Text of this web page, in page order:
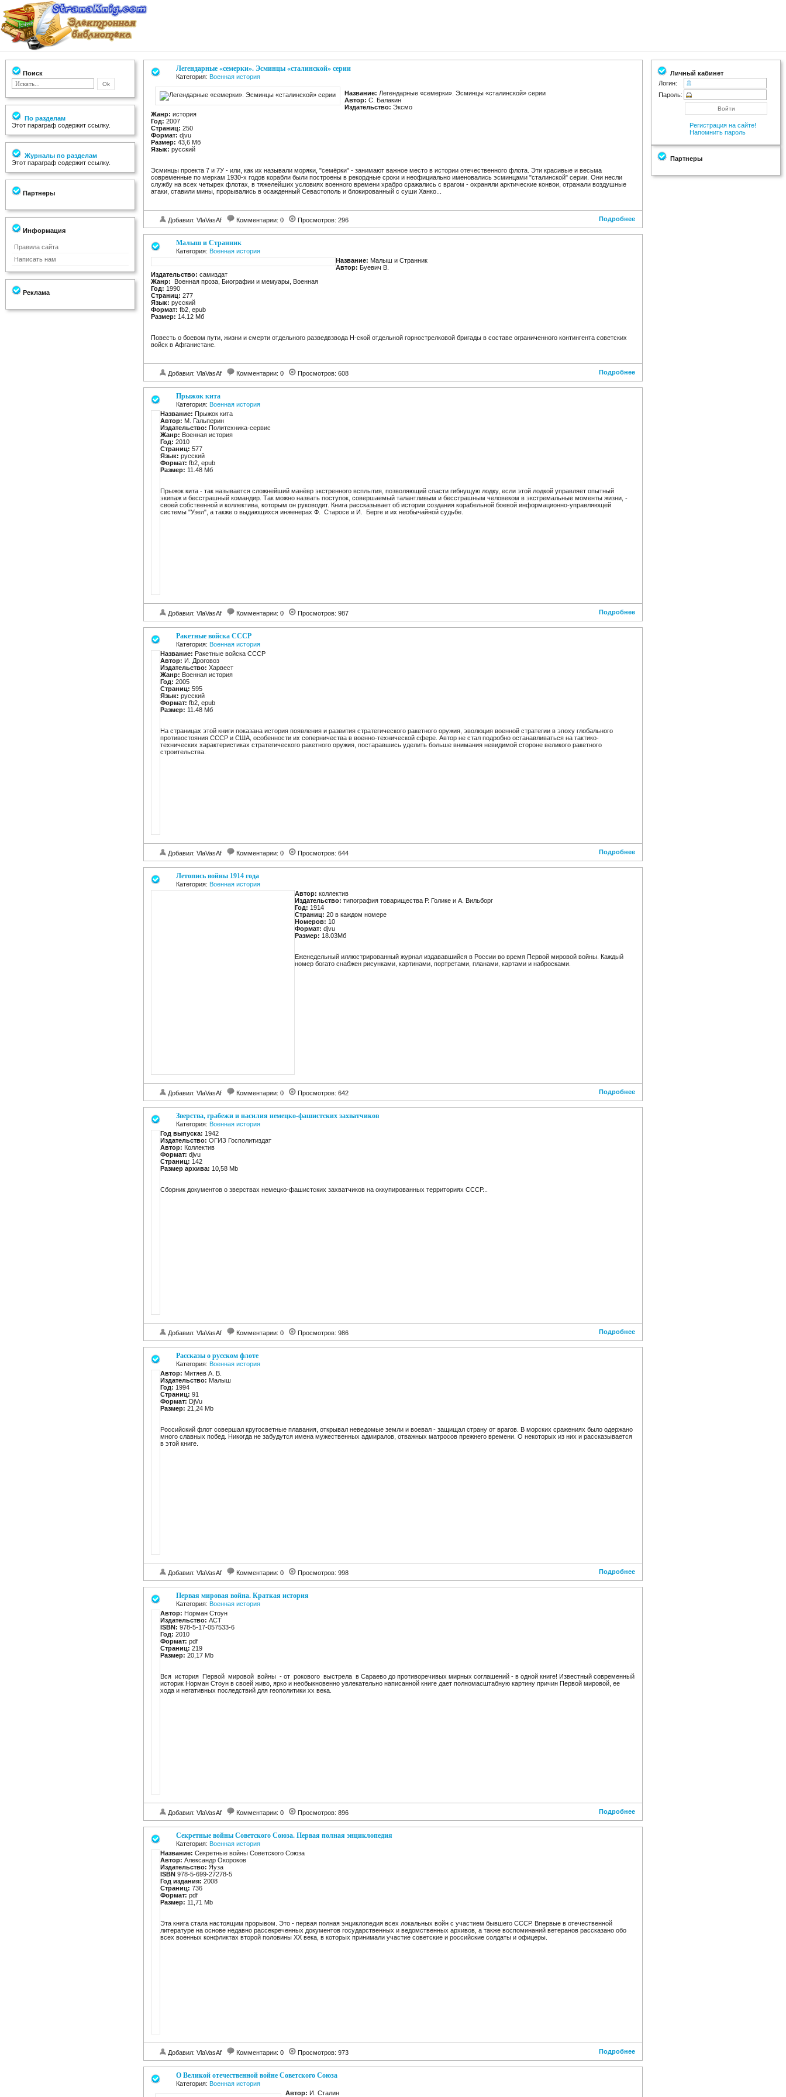
Поиск
По разделам
Этот параграф содержит ссылку.
Журналы по разделам
Этот параграф содержит ссылку.
Партнеры
Информация
Правила сайта
Написать нам
Реклама
Легендарные «семерки». Эсминцы «сталинской» серии
Категория: Военная история
Название: Легендарные «семерки». Эсминцы «сталинской» серии
Автор: С. Балакин
Издательство: Эксмо
Жанр: история
Год: 2007
Страниц: 250
Формат: djvu
Размер: 43,6 Мб
Язык: русский
Эсминцы проекта 7 и 7У - или, как их называли моряки, "семёрки" - занимают важное место в истории отечественного флота. Эти красивые и весьма
современные по меркам 1930-х годов корабли были построены в рекордные сроки и неофициально именовались эсминцами "сталинской" серии. Они несли
службу на всех четырех флотах, в тяжелейших условиях военного времени храбро сражались с врагом - охраняли арктические конвои, отражали воздушные
атаки, ставили мины, прорывались в осажденный Севастополь и блокированный с суши Ханко...
Добавил: VlaVasAf Комментарии: 0 Просмотров: 296 Подробнее
Малыш и Странник
Категория: Военная история
Название: Малыш и Странник
Автор: Буевич В.
Издательство: самиздат
Жанр: Военная проза, Биографии и мемуары, Военная
Год: 1990
Страниц: 277
Язык: русский
Формат: fb2, epub
Размер: 14.12 Мб
Повесть о боевом пути, жизни и смерти отдельного разведвзвода Н-ской отдельной горнострелковой бригады в составе ограниченного контингента советских
войск в Афганистане.
Добавил: VlaVasAf Комментарии: 0 Просмотров: 608 Подробнее
Прыжок кита
Категория: Военная история
Название: Прыжок кита
Автор: М. Гальперин
Издательство: Политехника-сервис
Жанр: Военная история
Год: 2010
Страниц: 577
Язык: русский
Формат: fb2, epub
Размер: 11.48 Мб
Прыжок кита - так называется сложнейший манёвр экстренного всплытия, позволяющий спасти гибнущую лодку, если этой лодкой управляет опытный
экипаж и бесстрашный командир. Так можно назвать поступок, совершаемый талантливым и бесстрашным человеком в экстремальные моменты жизни, -
своей собственной и коллектива, которым он руководит. Книга рассказывает об истории создания корабельной боевой информационно-управляющей
системы "Узел", а также о выдающихся инженерах Ф. Старосе и И. Берге и их необычайной судьбе.
Добавил: VlaVasAf Комментарии: 0 Просмотров: 987 Подробнее
Ракетные войска СССР
Категория: Военная история
Название: Ракетные войска СССР
Автор: И. Дроговоз
Издательство: Харвест
Жанр: Военная история
Год: 2005
Страниц: 595
Язык: русский
Формат: fb2, epub
Размер: 11.48 Мб
На страницах этой книги показана история появления и развития стратегического ракетного оружия, эволюция военной стратегии в эпоху глобального
противостояния СССР и США, особенности их соперничества в военно-технической сфере. Автор не стал подробно останавливаться на тактико-
технических характеристиках стратегического ракетного оружия, постаравшись уделить больше внимания невидимой стороне великого ракетного
строительства.
Добавил: VlaVasAf Комментарии: 0 Просмотров: 644 Подробнее
Летопись войны 1914 года
Категория: Военная история
Автор: коллектив
Издательство: типография товарищества Р. Голике и А. Вильборг
Год: 1914
Страниц: 20 в каждом номере
Номеров: 10
Формат: djvu
Размер: 18.03Mб
Еженедельный иллюстрированный журнал издававшийся в России во время Первой мировой войны. Каждый
номер богато снабжен рисунками, картинами, портретами, планами, картами и набросками.
Добавил: VlaVasAf Комментарии: 0 Просмотров: 642 Подробнее
Зверства, грабежи и насилия немецко-фашистских захватчиков
Категория: Военная история
Год выпуска: 1942
Издательство: ОГИЗ Госполитиздат
Автор: Коллектив
Формат: djvu
Страниц: 142
Размер архива: 10,58 Mb
Сборник документов о зверствах немецко-фашистских захватчиков на оккупированных территориях СССР...
Добавил: VlaVasAf Комментарии: 0 Просмотров: 986 Подробнее
Рассказы о русском флоте
Категория: Военная история
Автор: Митяев А. В.
Издательство: Малыш
Год: 1994
Страниц: 91
Формат: DjVu
Размер: 21,24 Mb
Российский флот совершал кругосветные плавания, открывал неведомые земли и воевал - защищал страну от врагов. В морских сражениях было одержано
много славных побед. Никогда не забудутся имена мужественных адмиралов, отважных матросов прежнего времени. О некоторых из них и рассказывается
в этой книге.
Добавил: VlaVasAf Комментарии: 0 Просмотров: 998 Подробнее
Первая мировая война. Краткая история
Категория: Военная история
Автор: Норман Стоун
Издательство: АСТ
ISBN: 978-5-17-057533-6
Год: 2010
Формат: pdf
Страниц: 219
Размер: 20,17 Mb
Вся история Первой мировой войны - от роковоro выстрела в Сараево до противоречивых мирных соглашений - в одной книге! Известный современный
историк Норман Стоун в своей живо, ярко и необыкновенно увлекательно написанной книге дает полномасштабную картину причин Первой мировой, ее
хода и негативных последствий для геополитики хх века.
Добавил: VlaVasAf Комментарии: 0 Просмотров: 896 Подробнее
Секретные войны Советского Союза. Первая полная энциклопедия
Категория: Военная история
Название: Секретные войны Советского Союза
Автор: Александр Окороков
Издательство: Яуза
ISBN 978-5-699-27278-5
Год издания: 2008
Страниц: 736
Формат: pdf
Размер: 11,71 Mb
Эта книга стала настоящим прорывом. Это - первая полная энциклопедия всех локальных войн с участием бывшего СССР. Впервые в отечественной
литературе на основе недавно рассекреченных документов государственных и ведомственных архивов, а также воспоминаний ветеранов рассказано обо
всех военных конфликтах второй половины XX века, в которых принимали участие советские и российские солдаты и офицеры.
Добавил: VlaVasAf Комментарии: 0 Просмотров: 973 Подробнее
О Великой отечественной войне Советского Союза
Категория: Военная история
Автор: И. Сталин
Личный кабинет
Логин:
Пароль:
Регистрация на сайте!
Напомнить пароль
Партнеры